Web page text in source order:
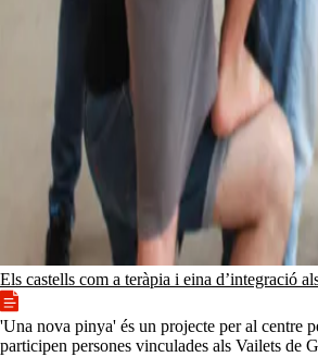
Els castells com a teràpia i eina d’integració
'Una nova pinya' és un projecte per al centre
participen persones vinculades als Vailets de